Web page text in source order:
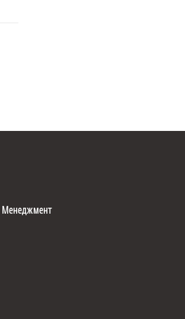
Менеджмент